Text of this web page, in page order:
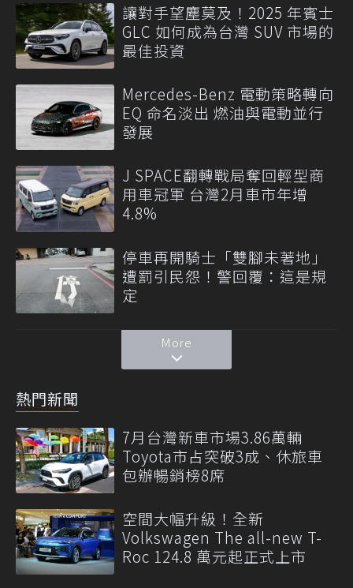
讓對手望塵莫及！2025 年賓士
GLC 如何成為台灣 SUV 市場的
最佳投資
Mercedes-Benz 電動策略轉向
EQ 命名淡出 燃油與電動並行
發展
J SPACE翻轉戰局奪回輕型商
用車冠軍 台灣2月車市年增
4.8%
停車再開騎士「雙腳未著地」
遭罰引民怨！警回覆：這是規
定
More
熱門新聞
7月台灣新車市場3.86萬輛
Toyota市占突破3成、休旅車
包辦暢銷榜8席
空間大幅升級！全新
Volkswagen The all-new T-
Roc 124.8 萬元起正式上市